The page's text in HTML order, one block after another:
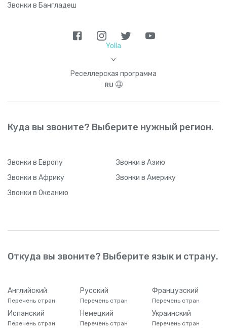
Звонки в Бангладеш
Yolla
>
Реселлерская программа
RU
Куда вы звоните? Выберите нужный регион.
Звонки в Европу Звонки в Азию
Звонки в Африку Звонки в Америку
Звонки в Океанию
Откуда вы звоните? Выберите язык и страну.
Английский
Перечень стран
Русский
Перечень стран
Французский
Перечень стран
Испанский
Перечень стран
Немецкий
Перечень стран
Украинский
Перечень стран